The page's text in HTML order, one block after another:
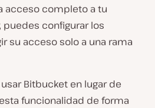
acceso completo a tu
puedes configurar los
su acceso solo a una rama
Bitbucket en lugar de
funcionalidad de forma